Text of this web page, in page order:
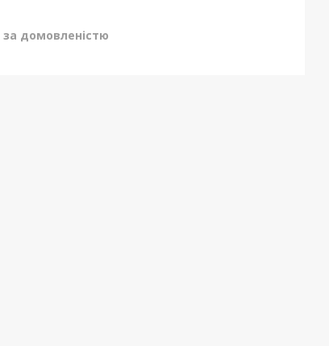
за домовленістю